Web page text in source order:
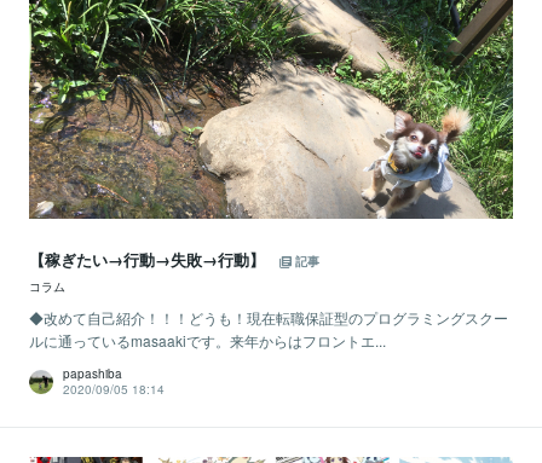
【稼ぎたい→行動→失敗→行動】
記事
コラム
◆改めて自己紹介！！！どうも！現在転職保証型のプログラミングスクー
ルに通っているmasaakiです。来年からはフロントエ...
papashiba
2020/09/05 18:14